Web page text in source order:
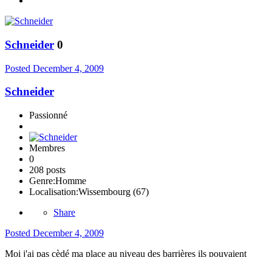
Schneider 0
Posted December 4, 2009
Schneider
Passionné
Membres
0
208 posts
Genre:Homme
Localisation:Wissembourg (67)
Share
Posted December 4, 2009
Moi j'ai pas cèdé ma place au niveau des barrières ils pouvaient